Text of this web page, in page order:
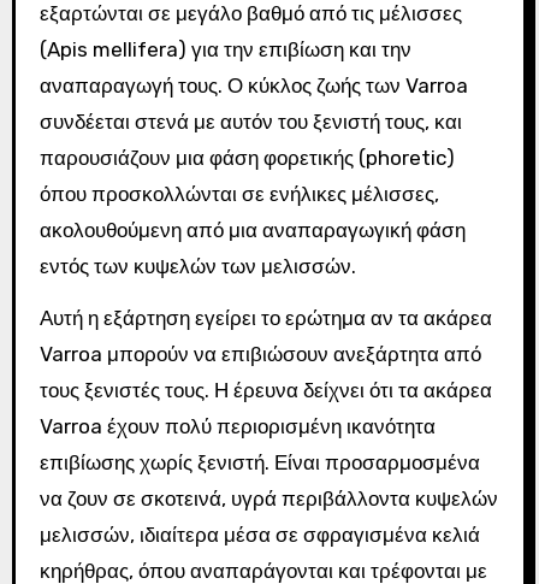
εξαρτώνται σε μεγάλο βαθμό από τις μέλισσες
(Apis mellifera) για την επιβίωση και την
αναπαραγωγή τους. Ο κύκλος ζωής των Varroa
συνδέεται στενά με αυτόν του ξενιστή τους, και
παρουσιάζουν μια φάση φορετικής (phoretic)
όπου προσκολλώνται σε ενήλικες μέλισσες,
ακολουθούμενη από μια αναπαραγωγική φάση
εντός των κυψελών των μελισσών.
Αυτή η εξάρτηση εγείρει το ερώτημα αν τα ακάρεα
Varroa μπορούν να επιβιώσουν ανεξάρτητα από
τους ξενιστές τους. Η έρευνα δείχνει ότι τα ακάρεα
Varroa έχουν πολύ περιορισμένη ικανότητα
επιβίωσης χωρίς ξενιστή. Είναι προσαρμοσμένα
να ζουν σε σκοτεινά, υγρά περιβάλλοντα κυψελών
μελισσών, ιδιαίτερα μέσα σε σφραγισμένα κελιά
κηρήθρας, όπου αναπαράγονται και τρέφονται με